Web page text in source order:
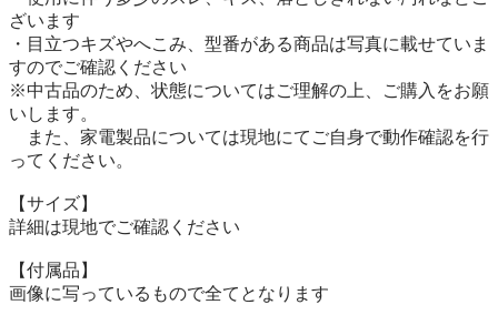
ざいます
・目立つキズやへこみ、型番がある商品は写真に載せていま
すのでご確認ください
※中古品のため、状態についてはご理解の上、ご購入をお願
いします。
また、家電製品については現地にてご自身で動作確認を行
ってください。
【サイズ】
詳細は現地でご確認ください
【付属品】
画像に写っているもので全てとなります